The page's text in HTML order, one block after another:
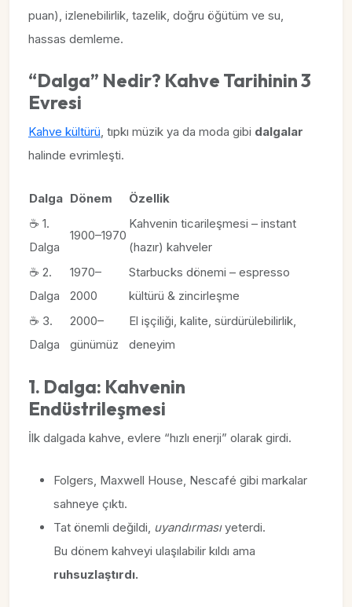
puan), izlenebilirlik, tazelik, doğru öğütüm ve su,
hassas demleme.
“Dalga” Nedir? Kahve Tarihinin 3
Evresi
Kahve kültürü, tıpkı müzik ya da moda gibi dalgalar
halinde evrimleşti.
Dalga Dönem
Özellik
☕ 1.
Dalga
1900–1970
Kahvenin ticarileşmesi – instant
(hazır) kahveler
☕ 2.
Dalga
1970–
2000
Starbucks dönemi – espresso
kültürü & zincirleşme
☕ 3.
Dalga
2000–
günümüz
El işçiliği, kalite, sürdürülebilirlik,
deneyim
1. Dalga: Kahvenin
Endüstrileşmesi
İlk dalgada kahve, evlere “hızlı enerji” olarak girdi.
Folgers, Maxwell House, Nescafé gibi markalar
sahneye çıktı.
Tat önemli değildi, uyandırmasıyeterdi.
Bu dönem kahveyi ulaşılabilir kıldı ama
ruhsuzlaştırdı.